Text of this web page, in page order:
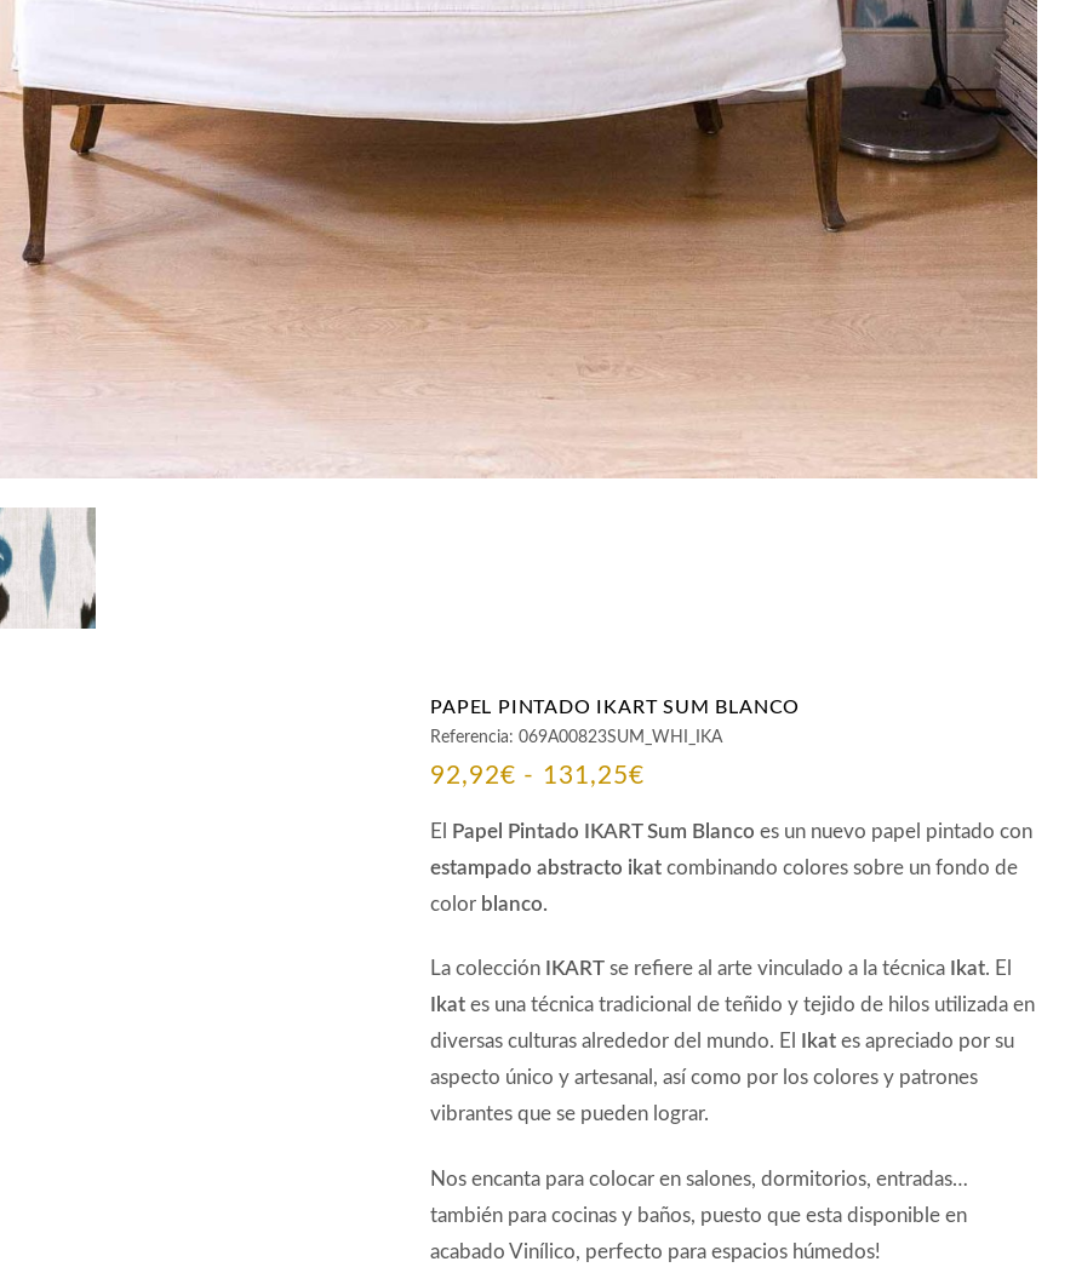
PAPEL PINTADO IKART SUM BLANCO
Referencia:069A00823SUM_WHI_IKA
92,92€ - 131,25€Rango
de
precios:
92,92€
hasta
131,25€
El Papel Pintado IKART Sum Blancoes un nuevo papel pintado con
estampado abstracto ikat combinando colores sobre un fondo de
color blanco.
La colección IKART se refiere al arte vinculado a la técnica Ikat. El
kat es una técnica tradicional de teñido y tejido de hilos utilizada en
diversas culturas alrededor del mundo. El
Ikat es apreciado por su
aspecto único y artesanal, así como por los colores y patrones
vibrantes que se pueden lograr.
Nos encanta para colocar en salones, dormitorios, entradas…
también para cocinas y baños, puesto que esta disponible en
acabado Vinílico, perfecto para espacios húmedos!